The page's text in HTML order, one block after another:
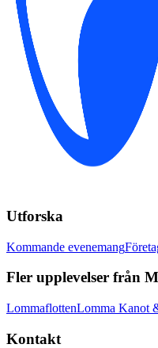
Utforska
Kommande evenemang
Fler upplevelser från
LommaflottenLomma Kanot
Kontakt